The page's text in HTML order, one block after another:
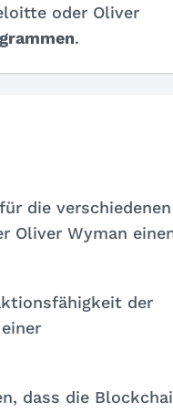
oder Oliver
.
die verschiedenen
Oliver Wyman
der
dass die